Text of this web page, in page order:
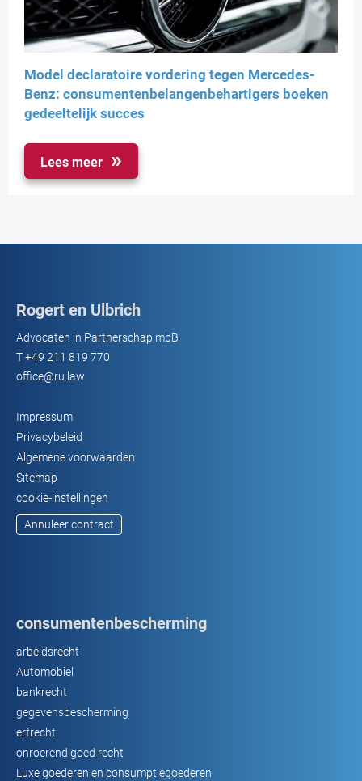
Model declaratoire vordering tegen Mercedes-
Benz: consumentenbelangenbehartigers boeken
gedeeltelijk succes
Lees meer
Rogert en Ulbrich
Advocaten in Partnerschap mbB
T+49 211 819 770
office@ru.law
Impressum
Privacybeleid
Algemene voorwaarden
Sitemap
cookie-instellingen
Annuleer contract
consumentenbescherming
arbeidsrecht
Automobiel
bankrecht
gegevensbescherming
erfrecht
onroerend goed recht
Luxe goederen en consumptiegoederen